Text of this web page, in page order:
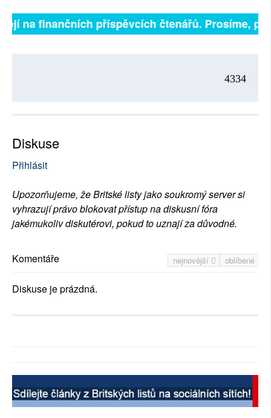
na finančních příspěvcích čtenářů. Prosíme,
4334
Diskuse
Přihlásit
Upozorňujeme, že Britské listy jako soukromý server si
vyhrazují právo blokovat přístup na diskusní fóra
jakémukoliv diskutérovi, pokud to uznají za důvodné.
nejnovější oblíbené
Komentáře
Diskuse je prázdná.